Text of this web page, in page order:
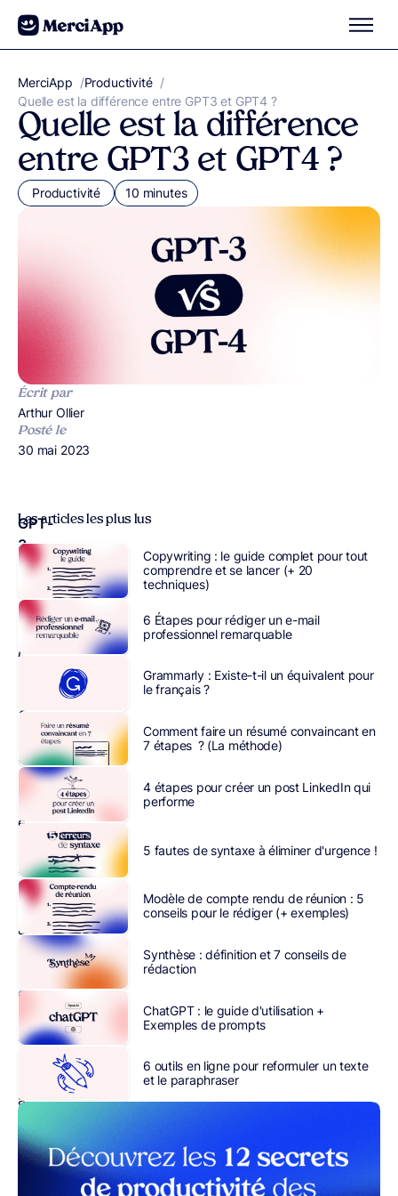
Aller au contenu
MerciApp correcteur orthographe
/Productivité /
Quelle est la différence entre GPT3 et GPT4 ?
Quelle est la différence
entre GPT3 et GPT4 ?
Productivité 10 minutes
Écrit par
Publié par
Arthur Ollier
Posté le
Publié le
30 mai 2023
GPT-
3,
dont
l’acronyme
signifie
Generative
Pre-
trained
Transformer
3
un
modèle
imaginé
et
conçu
par
la
société
américaine
OpenAI.
Fondée
en
novembre
2015,
entreprise
à
lucratif
plafonné
Les articles les plus lus
Copywriting : le guide complet pour tout
comprendre et se lancer (+ 20
techniques)
6 Étapes pour rédiger un e-mail
professionnel remarquable
Grammarly : Existe-t-il un équivalent pour
le français ?
Comment faire un résumé convaincant en
7 étapes ? (La méthode)
4 étapes pour créer un post LinkedIn qui
performe
5 fautes de syntaxe à éliminer d'urgence !
Modèle de compte rendu de réunion : 5
conseils pour le rédiger (+ exemples)
Synthèse : définition et 7 conseils de
rédaction
ChatGPT : le guide d'utilisation +
Exemples de prompts
6 outils en ligne pour reformuler un texte
et le paraphraser